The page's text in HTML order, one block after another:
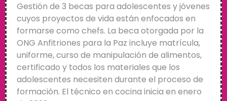
Gestión de 3 becas para adolescentes y jóvenes
cuyos proyectos de vida están enfocados en
formarse como chefs. La beca otorgada por la
ONG Anfitriones para la Paz incluye matrícula,
uniforme, curso de manipulación de alimentos,
certificado y todos los materiales que los
adolescentes necesiten durante el proceso de
formación. El técnico en cocina inicia en enero